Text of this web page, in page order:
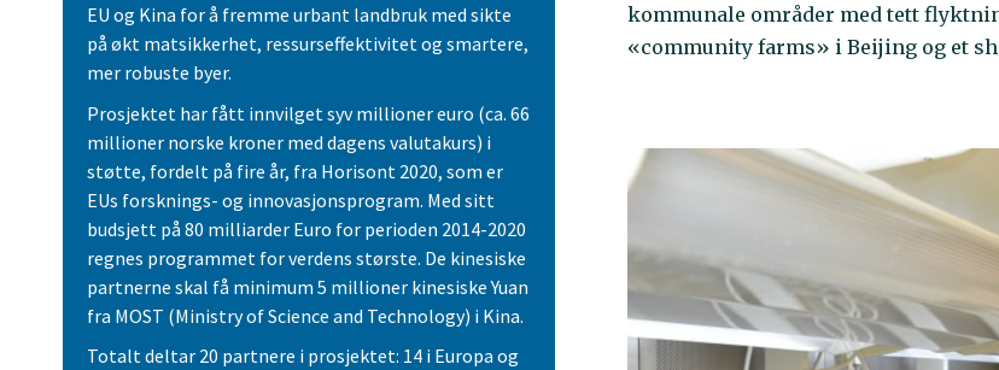
kommunale områder med tett
«community farms» i Beijing og et
EU og Kina for å fremme urbant landbruk med sikte
på økt matsikkerhet, ressurseffektivitet og smartere,
mer robuste byer.
Prosjektet har fått innvilget syv millioner euro (ca. 66
millioner norske kroner med dagens valutakurs) i
støtte, fordelt på fire år, fra Horisont 2020, som er
EUs forsknings- og innovasjonsprogram. Med sitt
budsjett på 80 milliarder Euro for perioden 2014-2020
regnes programmet for verdens største. De kinesiske
partnerne skal få minimum 5 millioner kinesiske Yuan
fra MOST (Ministry of Science and Technology) i Kina.
Totalt deltar 20 partnere i prosjektet: 14 i Europa og